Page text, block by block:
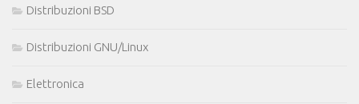
Distribuzioni BSD
Distribuzioni GNU/Linux
Elettronica